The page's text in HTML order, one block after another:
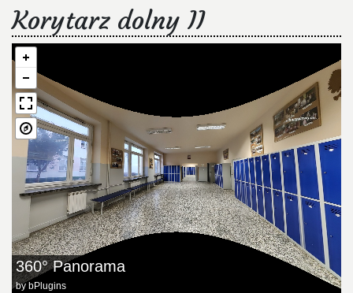
Korytarz dolny II
360° Panorama
by bPlugins